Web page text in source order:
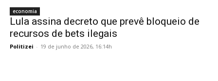
economia
Lula assina decreto que prevê bloqueio de
recursos de bets ilegais
Politizei - 19 de junho de 2026, 16:14h